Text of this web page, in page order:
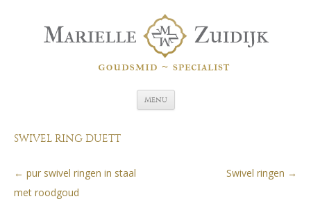
Menu Spring naar de inhoud
SWIVEL RING DUETT
Berichtnavigatie
← pur swivel ringen in staal
met roodgoud
Swivel ringen →